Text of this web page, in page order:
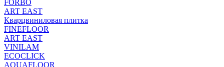
FORBO
ART EAST
Кварцвиниловая плитка
FINEFLOOR
ART EAST
VINILAM
ECOCLICK
AQUAFLOOR